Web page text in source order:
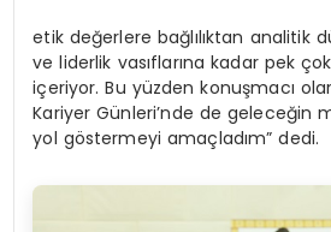
etik değerlere bağlılıktan analitik
ve liderlik vasıflarına kadar pek
içeriyor. Bu yüzden konuşmacı
Kariyer Günleri’nde de geleceğin
yol göstermeyi amaçladım” dedi.